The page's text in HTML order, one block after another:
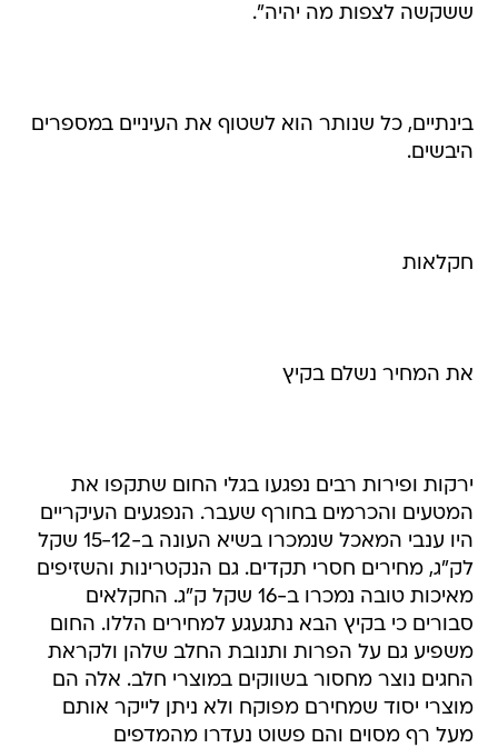
ששקשה לצפות מה יהיה".
בינתיים, כל שנותר הוא לשטוף את העיניים במספרים
היבשים.
חקלאות
את המחיר נשלם בקיץ
ירקות ופירות רבים נפגעו בגלי החום שתקפו את
המטעים והכרמים בחורף שעבר. הנפגעים העיקריים
היו ענבי המאכל שנמכרו בשיא העונה ב-15-12 שקל
לק"ג, מחירים חסרי תקדים. גם הנקטרינות והשזיפים
מאיכות טובה נמכרו ב-16 שקל ק"ג. החקלאים
סבורים כי בקיץ הבא נתגעגע למחירים הללו. החום
משפיע גם על הפרות ותנובת החלב שלהן ולקראת
החגים נוצר מחסור בשווקים במוצרי חלב. אלה הם
מוצרי יסוד שמחירם מפוקח ולא ניתן לייקר אותם
מעל רף מסוים והם פשוט נעדרו מהמדפים